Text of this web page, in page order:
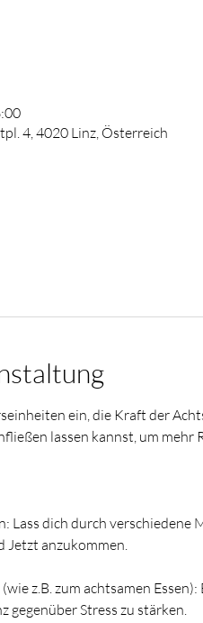
4, 4020 Linz, Österreich
ein, die Kraft der
lassen kannst, um mehr
dich durch verschiedene
Jetzt anzukommen.
z.B. zum achtsamen
gegenüber Stress zu stärken.